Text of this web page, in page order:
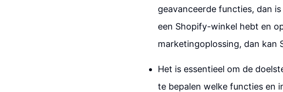
geavanceerde functies, dan
een Shopify-winkel hebt en
marketingoplossing, dan kan
Het is essentieel om de
te bepalen welke functies en